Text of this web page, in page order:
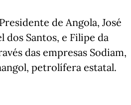
de Angola, José
dos Santos, e Filipe da
das empresas Sodiam,
petrolífera estatal.